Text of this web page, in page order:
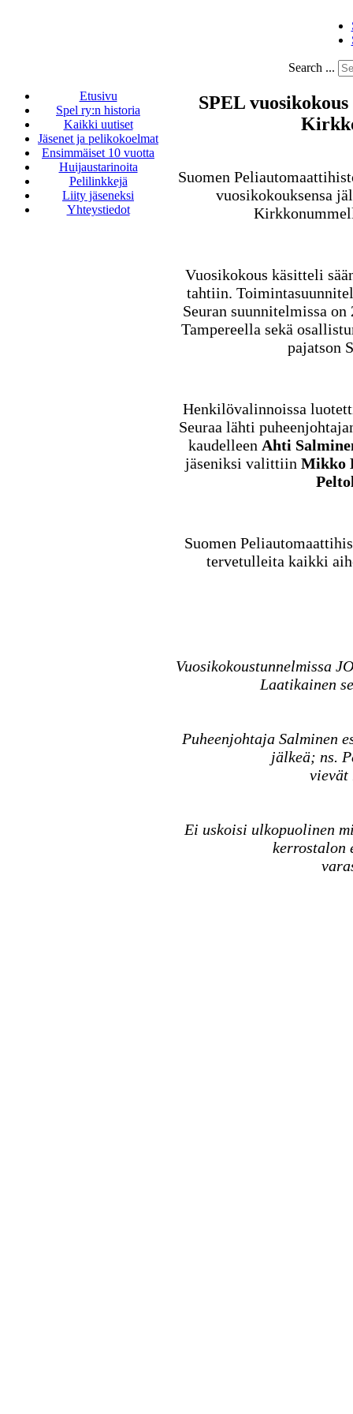
Search ...
Etusivu
Spel ry:n historia
Kaikki uutiset
Jäsenet ja pelikokoelmat
Ensimmäiset 10 vuotta
Huijaustarinoita
Pelilinkkejä
Liity jäseneksi
Yhteystiedot
SPEL
Suomen
vuosikokouksensa
Vuosikokous käsitteli
tahtiin.
Seuran suunnitelmissa
Tampereella sekä
pajatson
Henkilövalinnoissa
Seuraa lähti
kaudelleen Ahti
jäseniksi valittiin Mikko
Suomen
tervetulleita kaikki
Vuosikokoustunnelmissa
Laatikainen
Puheenjohtaja Salminen
jälkeä; ns.
vievät
Ei uskoisi ulkopuolinen
kerrostalon